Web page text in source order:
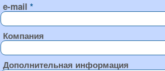
e-mail
Компания
Дополнительная информация